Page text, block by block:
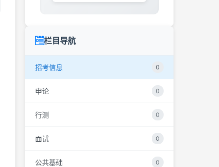
栏目导航
招考信息 0
申论 0
行测 0
面试 0
公共基础 0